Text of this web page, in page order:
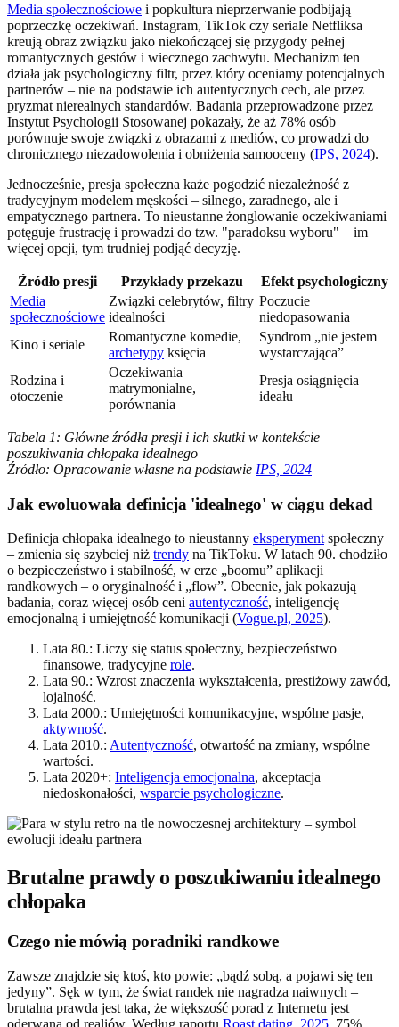
Media społecznościowe i popkultura nieprzerwanie podbijają
poprzeczkę oczekiwań. Instagram, TikTok czy seriale Netfliksa
kreują obraz związku jako niekończącej się przygody pełnej
romantycznych gestów i wiecznego zachwytu. Mechanizm ten
działa jak psychologiczny filtr, przez który oceniamy potencjalnych
partnerów – nie na podstawie ich autentycznych cech, ale przez
pryzmat nierealnych standardów. Badania przeprowadzone przez
Instytut Psychologii Stosowanej pokazały, że aż 78% osób
porównuje swoje związki z obrazami z mediów, co prowadzi do
chronicznego niezadowolenia i obniżenia samooceny (IPS, 2024).
Jednocześnie, presja społeczna każe pogodzić niezależność z
tradycyjnym modelem męskości – silnego, zaradnego, ale i
empatycznego partnera. To nieustanne żonglowanie oczekiwaniami
potęguje frustrację i prowadzi do tzw. "paradoksu wyboru" – im
więcej opcji, tym trudniej podjąć decyzję.
Źródło presji Przykłady przekazu
Efekt psychologiczny
Media
społecznościowe
Związki celebrytów, filtry
idealności
Poczucie
niedopasowania
Kino i seriale
Romantyczne komedie,
archetypy księcia
Syndrom „nie jestem
wystarczająca”
Rodzina i
otoczenie
Oczekiwania
matrymonialne,
porównania
Presja osiągnięcia
ideału
Tabela 1: Główne źródła presji i ich skutki w kontekście
poszukiwania chłopaka idealnego
Źródło: Opracowanie własne na podstawie IPS, 2024
Jak ewoluowała definicja 'idealnego' w ciągu dekad
Definicja chłopaka idealnego to nieustanny eksperyment społeczny
– zmienia się szybciej niż trendy na TikToku. W latach 90. chodziło
o bezpieczeństwo i stabilność, w erze „boomu” aplikacji
randkowych – o oryginalność i „flow”. Obecnie, jak pokazują
badania, coraz więcej osób ceni autentyczność, inteligencję
emocjonalną i umiejętność komunikacji (Vogue.pl, 2025).
Lata 80.: Liczy się status społeczny, bezpieczeństwo
finansowe, tradycyjne role.
Lata 90.: Wzrost znaczenia wykształcenia, prestiżowy zawód,
lojalność.
Lata 2000.: Umiejętności komunikacyjne, wspólne pasje,
aktywność.
Lata 2010.: Autentyczność, otwartość na zmiany, wspólne
wartości.
Lata 2020+: Inteligencja emocjonalna, akceptacja
niedoskonałości, wsparcie psychologiczne.
Brutalne prawdy o poszukiwaniu idealnego
chłopaka
Czego nie mówią poradniki randkowe
Zawsze znajdzie się ktoś, kto powie: „bądź sobą, a pojawi się ten
jedyny”. Sęk w tym, że świat randek nie nagradza naiwnych –
brutalna prawda jest taka, że większość porad z Internetu jest
oderwana od realiów. Według raportu Roast.dating, 2025 , 75%